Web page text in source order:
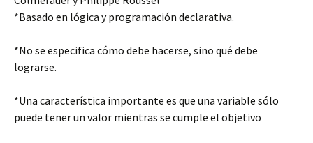
*Basado en lógica y programación declarativa.
*No se especifica cómo debe hacerse, sino qué debe
lograrse.
*Una característica importante es que una variable sólo
puede tener un valor mientras se cumple el objetivo